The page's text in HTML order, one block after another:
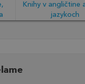
Knihy v angličtine
jazykoch